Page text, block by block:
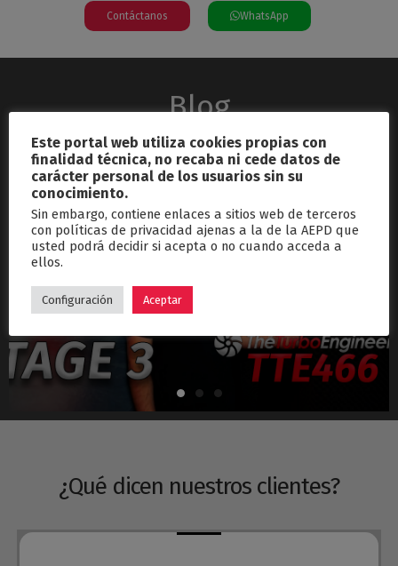
Contáctanos WhatsApp
Blog
septiembre 26, 2024
Hyundai i30N Stage 3 – Turbo TTE466
¿Qué dicen nuestros clientes?
Este portal web utiliza cookies propias con
finalidad técnica, no recaba ni cede datos de
carácter personal de los usuarios sin su
conocimiento.
Sin embargo, contiene enlaces a sitios web de terceros
con políticas de privacidad ajenas a la de la AEPD que
usted podrá decidir si acepta o no cuando acceda a
ellos.
Configuración Aceptar